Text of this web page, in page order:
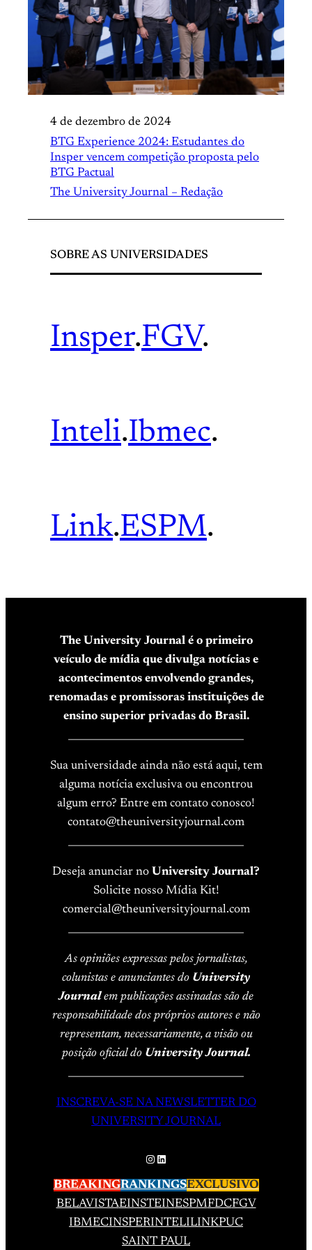
4 de dezembro de 2024
BTG Experience 2024: Estudantes do
Insper vencem competição proposta pelo
BTG Pactual
The University Journal – Redação
SOBRE AS UNIVERSIDADES
Insper.FGV.
Inteli.Ibmec.
Link.ESPM.
The University Journal é o primeiro
veículo de mídia que divulga notícias e
acontecimentos envolvendo grandes,
renomadas e promissoras instituições de
ensino superior privadas do Brasil.
Sua universidade ainda não está aqui, tem
alguma notícia exclusiva ou encontrou
algum erro? Entre em contato conosco!
contato@theuniversityjournal.com
Deseja anunciar no University Journal?
Solicite nosso Mídia Kit!
comercial@theuniversityjournal.com
As opiniões expressas pelos jornalistas,
colunistas e anunciantes do University
Journalem publicações assinadas são de
responsabilidade dos próprios autores e não
representam, necessariamente, a visão ou
posição oficial do University Journal.
INSCREVA-SE NA NEWSLETTER DO
UNIVERSITY JOURNAL
Instagram
LinkedIn
BREAKINGRANKINGSEXCLUSIVO
BELAVISTAEINSTEINESPMFDCFGV
IBMECINSPERINTELILINKPUC
SAINT PAUL